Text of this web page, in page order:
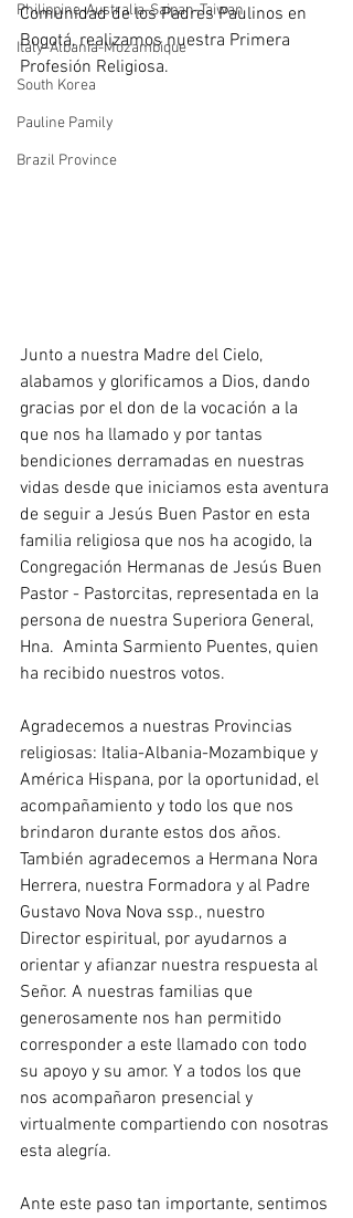
Philippine-Australia-Saipan-Taiwan
Italy-Albania-Mozambique
South Korea
Pauline Pamily
Brazil Province
Comunidad de los Padres Paulinos en
Bogotá, realizamos nuestra Primera
Profesión Religiosa.
Junto a nuestra Madre del Cielo,
alabamos y glorificamos a Dios, dando
gracias por el don de la vocación a la
que nos ha llamado y por tantas
bendiciones derramadas en nuestras
vidas desde que iniciamos esta aventura
de seguir a Jesús Buen Pastor en esta
familia religiosa que nos ha acogido, la
Congregación Hermanas de Jesús Buen
Pastor - Pastorcitas, representada en la
persona de nuestra Superiora General,
Hna.  Aminta Sarmiento Puentes, quien
ha recibido nuestros votos.
Agradecemos a nuestras Provincias
religiosas: Italia-Albania-Mozambique y
América Hispana, por la oportunidad, el
acompañamiento y todo los que nos
brindaron durante estos dos años.
También agradecemos a Hermana Nora
Herrera, nuestra Formadora y al Padre
Gustavo Nova Nova ssp., nuestro
Director espiritual, por ayudarnos a
orientar y afianzar nuestra respuesta al
Señor. A nuestras familias que
generosamente nos han permitido
corresponder a este llamado con todo
su apoyo y su amor. Y a todos los que
nos acompañaron presencial y
virtualmente compartiendo con nosotras
esta alegría.
Ante este paso tan importante, sentimos